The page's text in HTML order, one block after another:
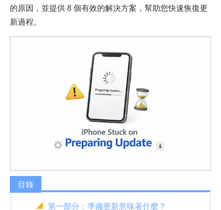
的原因，並提供 8 個有效的解決方案，幫助您快速恢復更
新過程。
目錄
第一部分：準備更新意味著什麼？